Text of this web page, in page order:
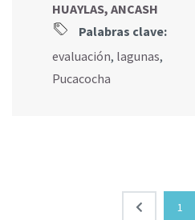
HUAYLAS, ANCASH
Palabras clave:
evaluación, lagunas,
Pucacocha
1